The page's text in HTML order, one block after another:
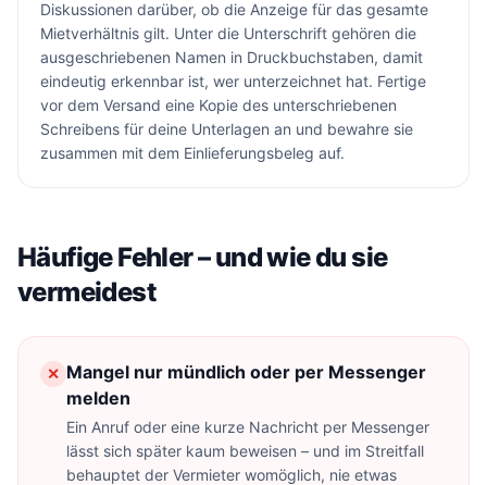
Diskussionen darüber, ob die Anzeige für das gesamte
Mietverhältnis gilt. Unter die Unterschrift gehören die
ausgeschriebenen Namen in Druckbuchstaben, damit
eindeutig erkennbar ist, wer unterzeichnet hat. Fertige
vor dem Versand eine Kopie des unterschriebenen
Schreibens für deine Unterlagen an und bewahre sie
zusammen mit dem Einlieferungsbeleg auf.
Häufige Fehler – und wie du sie
vermeidest
✕ Mangel nur mündlich oder per Messenger
melden
Ein Anruf oder eine kurze Nachricht per Messenger
lässt sich später kaum beweisen – und im Streitfall
behauptet der Vermieter womöglich, nie etwas